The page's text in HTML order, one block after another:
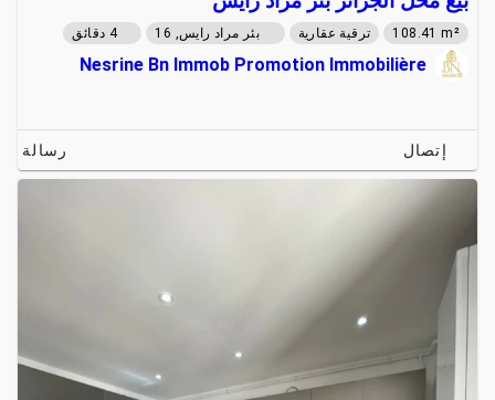
108.41 m² ترقية عقارية بئر مراد رايس, 16 4 دقائق
Nesrine Bn Immob Promotion Immobilière
إتصال رسالة